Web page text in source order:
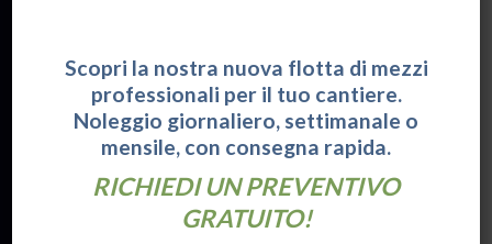
www.eventimolise.it
Via Alessandro Volta, 12
(CB)
Scopri la nostra nuova flotta di mezzi
professionali per il tuo cantiere.
Noleggio giornaliero, settimanale o
mensile, con consegna rapida.
RICHIEDI UN PREVENTIVO
GRATUITO!